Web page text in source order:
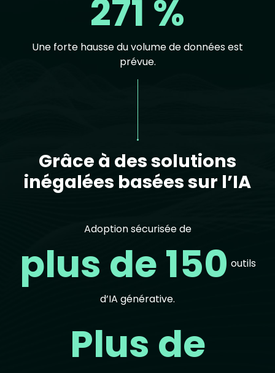
271 %
Une forte hausse du volume de données est
prévue.
Grâce à des solutions
inégalées basées sur l’IA
Adoption sécurisée de
plus de 150 outils
d’IA générative.
Plus de